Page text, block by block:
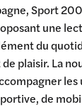
Sport
une
du
plaisir. La
les
de